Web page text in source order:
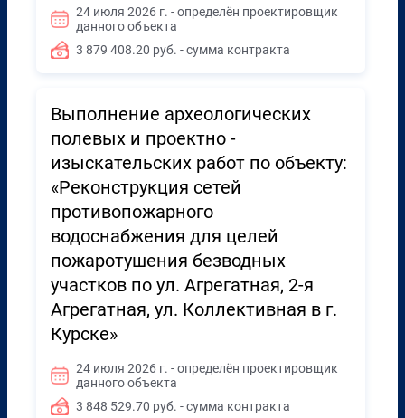
24 июля 2026 г. - определён проектировщик
данного объекта
3 879 408.20 руб. - сумма контракта
Выполнение археологических
полевых и проектно -
изыскательских работ по объекту:
«Реконструкция сетей
противопожарного
водоснабжения для целей
пожаротушения безводных
участков по ул. Агрегатная, 2-я
Агрегатная, ул. Коллективная в г.
Курске»
24 июля 2026 г. - определён проектировщик
данного объекта
3 848 529.70 руб. - сумма контракта